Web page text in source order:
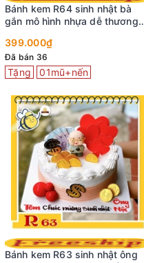
Bánh kem R64 sinh nhật bà
gắn mô hình nhựa dễ thương
399.000₫
Đã bán 36
Tặng 01mũ+nến
Bánh kem R63 sinh nhật ông